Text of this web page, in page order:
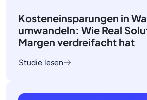
Kosteneinsparungen in
umwandeln: Wie Real
Margen verdreifacht hat
Studie lesen